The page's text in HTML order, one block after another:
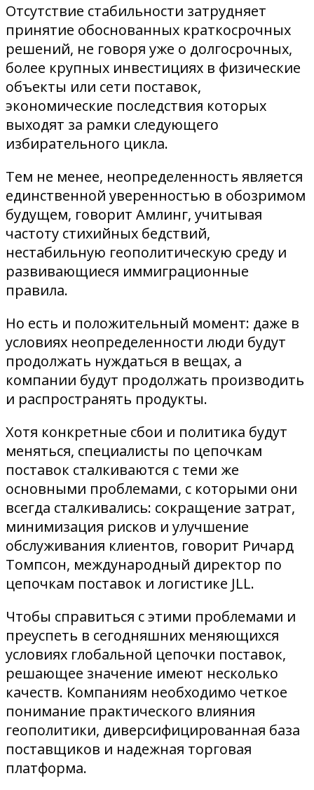
Отсутствие стабильности затрудняет
принятие обоснованных краткосрочных
решений, не говоря уже о долгосрочных,
более крупных инвестициях в физические
объекты или сети поставок,
экономические последствия которых
выходят за рамки следующего
избирательного цикла.
Тем не менее, неопределенность является
единственной уверенностью в обозримом
будущем, говорит Амлинг, учитывая
частоту стихийных бедствий,
нестабильную геополитическую среду и
развивающиеся иммиграционные
правила.
Но есть и положительный момент: даже в
условиях неопределенности люди будут
продолжать нуждаться в вещах, а
компании будут продолжать производить
и распространять продукты.
Хотя конкретные сбои и политика будут
меняться, специалисты по цепочкам
поставок сталкиваются с теми же
основными проблемами, с которыми они
всегда сталкивались: сокращение затрат,
минимизация рисков и улучшение
обслуживания клиентов, говорит Ричард
Томпсон, международный директор по
цепочкам поставок и логистике JLL.
Чтобы справиться с этими проблемами и
преуспеть в сегодняшних меняющихся
условиях глобальной цепочки поставок,
решающее значение имеют несколько
качеств. Компаниям необходимо четкое
понимание практического влияния
геополитики, диверсифицированная база
поставщиков и надежная торговая
платформа.